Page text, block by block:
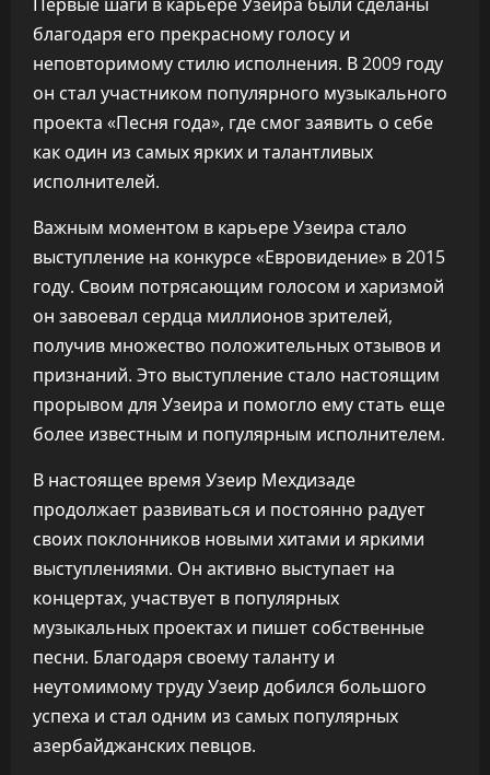
благодаря его прекрасному голосу и
неповторимому стилю исполнения. В 2009 году
он стал участником популярного музыкального
проекта «Песня года», где смог заявить о себе
как один из самых ярких и талантливых
исполнителей.
Важным моментом в карьере Узеира стало
выступление на конкурсе «Евровидение» в 2015
году. Своим потрясающим голосом и харизмой
он завоевал сердца миллионов зрителей,
получив множество положительных отзывов и
признаний. Это выступление стало настоящим
прорывом для Узеира и помогло ему стать еще
более известным и популярным исполнителем.
В настоящее время Узеир Мехдизаде
продолжает развиваться и постоянно радует
своих поклонников новыми хитами и яркими
выступлениями. Он активно выступает на
концертах, участвует в популярных
музыкальных проектах и пишет собственные
песни. Благодаря своему таланту и
неутомимому труду Узеир добился большого
успеха и стал одним из самых популярных
азербайджанских певцов.